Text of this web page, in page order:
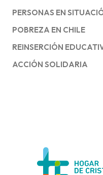
PERSONAS EN
POBREZA EN CHILE
REINSERCIÓN
ACCIÓN SOLIDARIA